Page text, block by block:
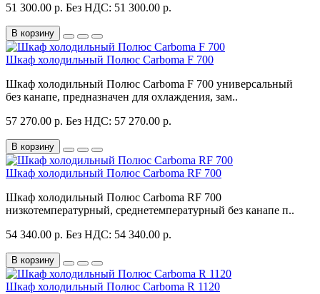
51 300.00 р. Без НДС: 51 300.00 р.
В корзину
Шкаф холодильный Полюс Carboma F 700
Шкаф холодильный Полюс Carboma F 700 универсальный
без канапе, предназначен для охлаждения, зам..
57 270.00 р. Без НДС: 57 270.00 р.
В корзину
Шкаф холодильный Полюс Carboma RF 700
Шкаф холодильный Полюс Carboma RF 700
низкотемпературный, среднетемпературный без канапе п..
54 340.00 р. Без НДС: 54 340.00 р.
В корзину
Шкаф холодильный Полюс Carboma R 1120